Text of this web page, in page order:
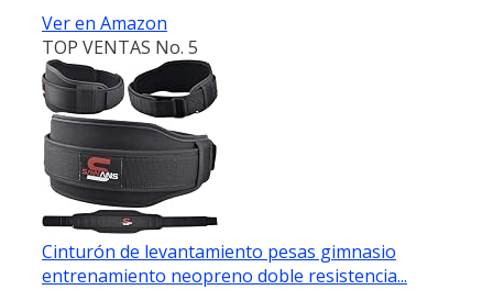
Ver en Amazon
TOP VENTAS No. 5
Cinturón de levantamiento pesas gimnasio
entrenamiento neopreno doble resistencia...